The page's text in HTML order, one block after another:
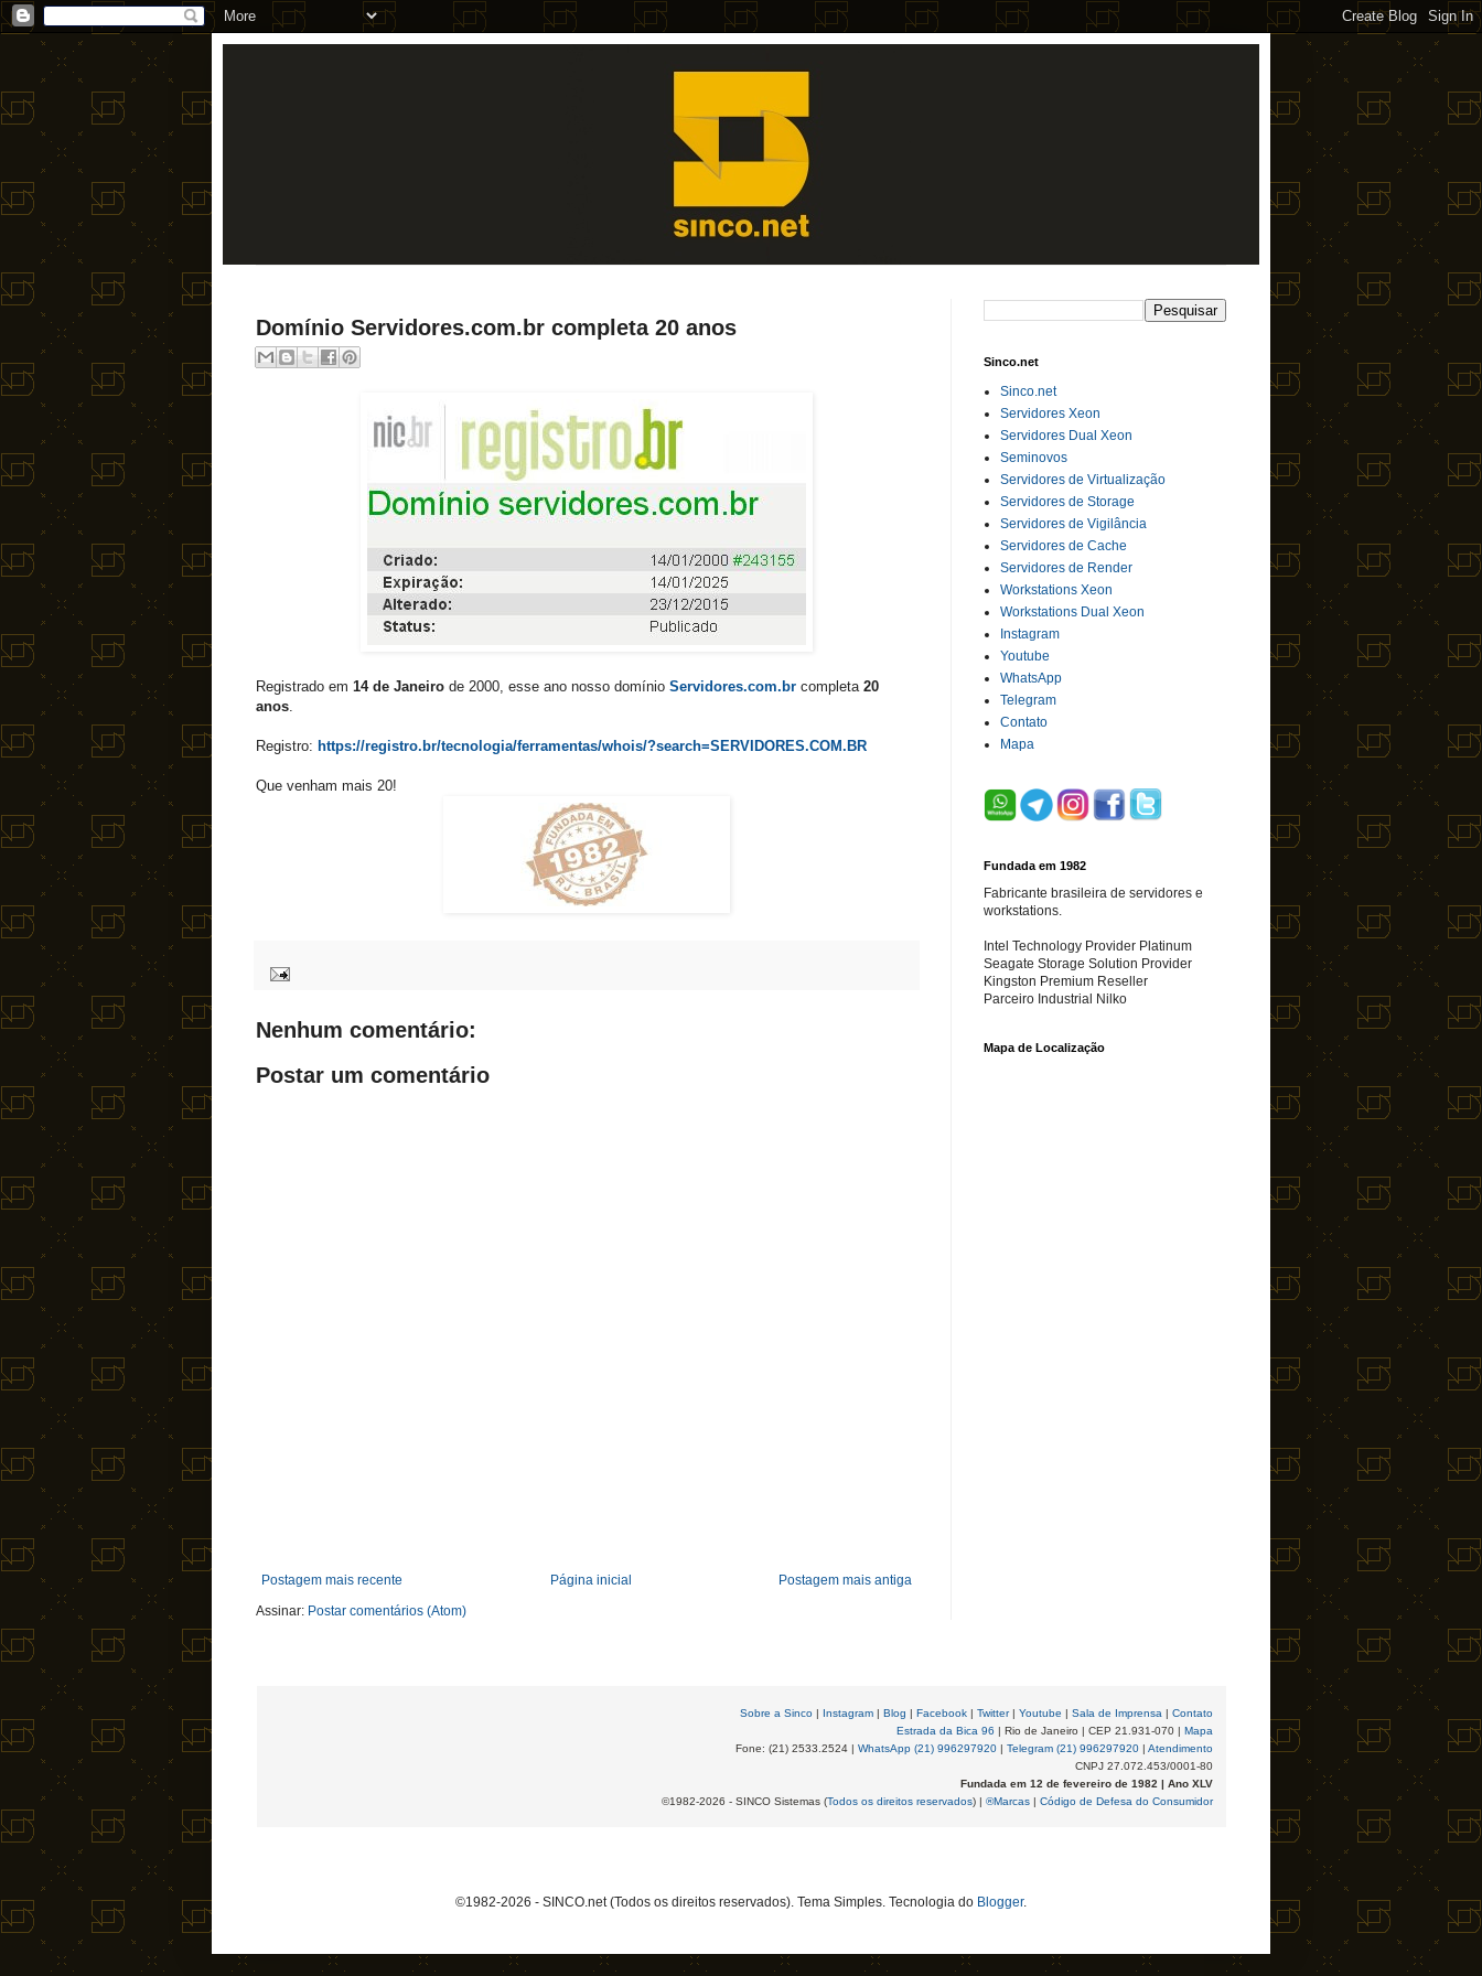
Domínio Servidores.com.br completa 20 anos
Registrado em 14 de Janeiro de 2000, esse ano nosso domínio Servidores.com.br completa 20
anos
Registro: https://registro.br/tecnologia/ferramentas/whois/?search=SERVIDORES.COM.BR
Que venham mais 20!
Nenhum comentário:
Postar um comentário
Postagem mais recente Postagem mais antiga
Página inicial
Assinar: Postar comentários (Atom)
Sinco.net
Sinco.net
Servidores Xeon
Servidores Dual Xeon
Seminovos
Servidores de Virtualização
Servidores de Storage
Servidores de Vigilância
Servidores de Cache
Servidores de Render
Workstations Xeon
Workstations Dual Xeon
Instagram
Youtube
WhatsApp
Telegram
Contato
Mapa
Fundada em 1982
Fabricante brasileira de servidores e
workstations.
Intel Technology Provider Platinum
Seagate Storage Solution Provider
Kingston Premium Reseller
Parceiro Industrial Nilko
Mapa de Localização
Sobre a Sinco| Instagram| Blog | Facebook| Twitter| Youtube | Sala de Imprensa | Contato
Estrada da Bica 96 | Rio de Janeiro | CEP 21.931-070 | Mapa
Fone: (21) 2533.2524 | WhatsApp (21) 996297920| Telegram (21) 996297920| Atendimento
CNPJ 27.072.453/0001-80
Fundada em 12 de fevereiro de 1982 | Ano XLV
©1982-2026 - SINCO Sistemas (Todos os direitos reservados) | ®Marcas| Código de Defesa do Consumidor
©1982-2026 - SINCO.net (Todos os direitos reservados). Tema Simples. Tecnologia do Blogger.